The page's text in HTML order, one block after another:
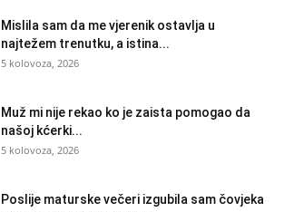
Mislila sam da me vjerenik ostavlja u
najtežem trenutku, a istina...
5 kolovoza, 2026
Muž mi nije rekao ko je zaista pomogao da
našoj kćerki...
5 kolovoza, 2026
Poslije maturske večeri izgubila sam čovjeka